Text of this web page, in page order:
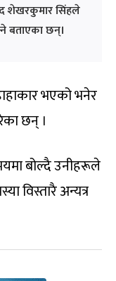
शेखरकुमार सिंहले
बताएका छन्।
भएको भनेर
छन् ।
बोल्दै उनीहरूले
विस्तारै अन्यत्र